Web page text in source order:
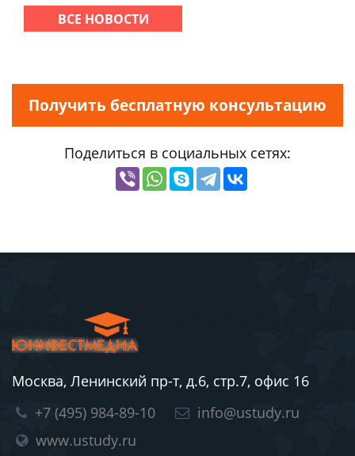
ВСЕ НОВОСТИ
Получить бесплатную консультацию
Поделиться в социальных сетях:
Москва, Ленинский пр-т, д.6, стр.7, офис 16
+7 (495) 984-89-10
info@ustudy.ru
www.ustudy.ru